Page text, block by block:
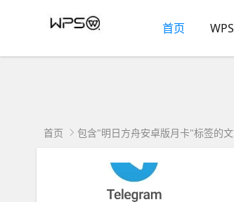
首页
首页 包含"明日方舟安卓版月卡"标签的